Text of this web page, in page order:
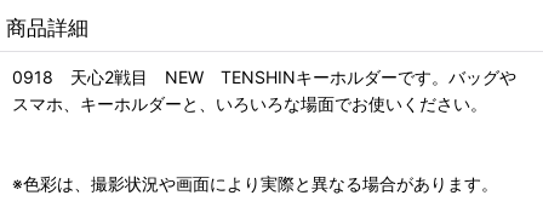
商品詳細
0918 天心2戦目 NEW TENSHINキーホルダーです。バッグや
スマホ、キーホルダーと、いろいろな場面でお使いください。
※色彩は、撮影状況や画面により実際と異なる場合があります。